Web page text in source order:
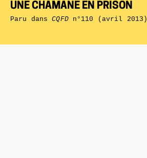
UNE CHAMANE EN PRISON
Paru dansCQFDn°110 (avril 2013)